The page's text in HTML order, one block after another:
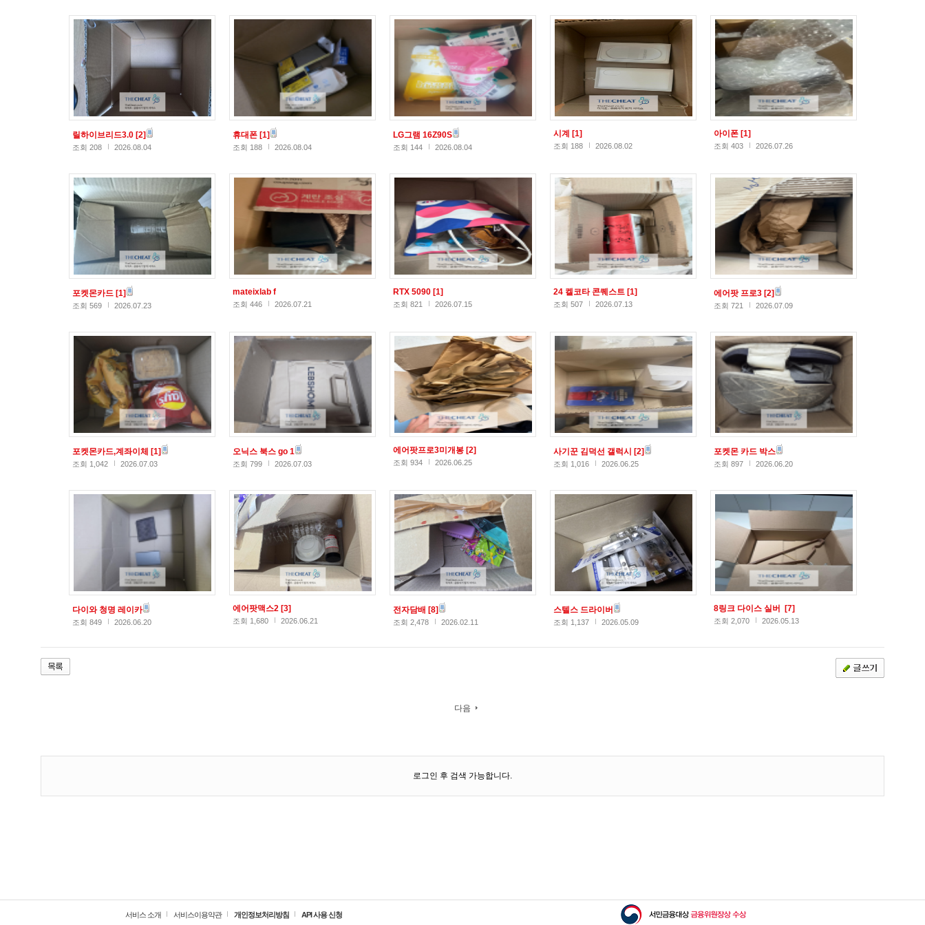
릴하이브리드3.0 [2]
조회 208 2026.08.04
휴대폰 [1]
조회 188 2026.08.04
LG그램 16Z90S
조회 144 2026.08.04
시계 [1]
조회 188 2026.08.02
아이폰 [1]
조회 403 2026.07.26
포켓몬카드 [1]
조회 569 2026.07.23
mateixlab f
조회 446 2026.07.21
RTX 5090 [1]
조회 821 2026.07.15
24 켈코타 콘퀘스트 [1]
조회 507 2026.07.13
에어팟 프로3 [2]
조회 721 2026.07.09
포켓몬카드,계좌이체 [1]
조회 1,042 2026.07.03
오닉스 북스 go 1
조회 799 2026.07.03
에어팟프로3미개봉 [2]
조회 934 2026.06.25
사기꾼 김덕선 갤럭시 [2]
조회 1,016 2026.06.25
포켓몬 카드 박스
조회 897 2026.06.20
다이와 청명 레이카
조회 849 2026.06.20
에어팟맥스2 [3]
조회 1,680 2026.06.21
전자담배 [8]
조회 2,478 2026.02.11
스텔스 드라이버
조회 1,137 2026.05.09
8링크 다이스 실버 [7]
조회 2,070 2026.05.13
다음
로그인 후 검색 가능합니다.
서비스 소개 서비스이용약관 개인정보처리방침 API 사용 신청